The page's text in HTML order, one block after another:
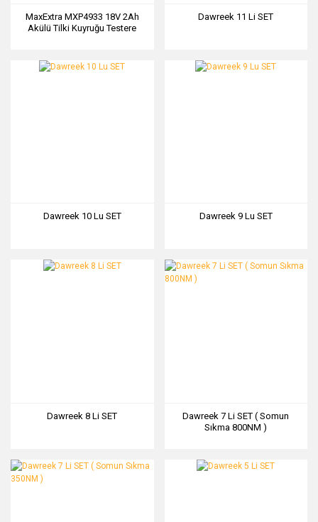
MaxExtra MXP4933 18V 2Ah
Akülü Tilki Kuyruğu Testere
Dawreek 11 Li SET
Dawreek 10 Lu SET Dawreek 9 Lu SET
Dawreek 8 Li SET
Dawreek 7 Li SET ( Somun
Sıkma 800NM )